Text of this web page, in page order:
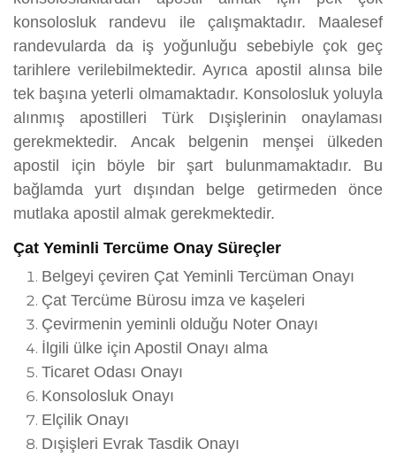
konsolosluk randevu ile çalışmaktadır. Maalesef
randevularda da iş yoğunluğu sebebiyle çok geç
tarihlere verilebilmektedir. Ayrıca apostil alınsa bile
tek başına yeterli olmamaktadır. Konsolosluk yoluyla
alınmış apostilleri Türk Dışişlerinin onaylaması
gerekmektedir. Ancak belgenin menşei ülkeden
apostil için böyle bir şart bulunmamaktadır. Bu
bağlamda yurt dışından belge getirmeden önce
mutlaka apostil almak gerekmektedir.
Çat Yeminli Tercüme Onay Süreçler
Belgeyi çeviren Çat Yeminli Tercüman Onayı
Çat Tercüme Bürosu imza ve kaşeleri
Çevirmenin yeminli olduğu Noter Onayı
İlgili ülke için Apostil Onayı alma
Ticaret Odası Onayı
Konsolosluk Onayı
Elçilik Onayı
Dışişleri Evrak Tasdik Onayı